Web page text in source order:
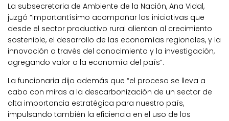
La subsecretaria de Ambiente de la Nación, Ana Vidal,
juzgó “importantísimo acompañar las iniciativas que
desde el sector productivo rural alientan al crecimiento
sostenible, el desarrollo de las economías regionales, y la
innovación a través del conocimiento y la investigación,
agregando valor a la economía del país”.
La funcionaria dijo además que “el proceso se lleva a
cabo con miras a la descarbonización de un sector de
alta importancia estratégica para nuestro país,
impulsando también la eficiencia en el uso de los